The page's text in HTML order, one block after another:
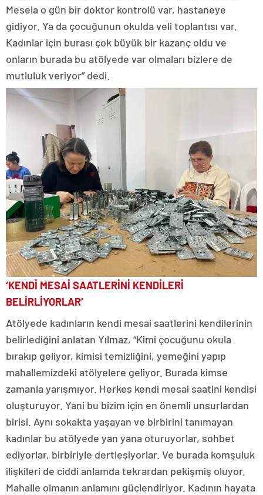
Mesela o gün bir doktor kontrolü var, hastaneye
gidiyor. Ya da çocuğunun okulda veli toplantısı var.
Kadınlar için burası çok büyük bir kazanç oldu ve
onların burada bu atölyede var olmaları bizlere de
mutluluk veriyor” dedi.
‘KENDİ MESAİ SAATLERİNİ KENDİLERİ
BELİRLİYORLAR’
Atölyede kadınların kendi mesai saatlerini kendilerinin
belirlediğini anlatan Yılmaz, “Kimi çocuğunu okula
bırakıp geliyor, kimisi temizliğini, yemeğini yapıp
mahallemizdeki atölyelere geliyor. Burada kimse
zamanla yarışmıyor. Herkes kendi mesai saatini kendisi
oluşturuyor. Yani bu bizim için en önemli unsurlardan
birisi. Aynı sokakta yaşayan ve birbirini tanımayan
kadınlar bu atölyede yan yana oturuyorlar, sohbet
ediyorlar, birbiriyle dertleşiyorlar. Ve burada komşuluk
ilişkileri de ciddi anlamda tekrardan pekişmiş oluyor.
Mahalle olmanın anlamını güçlendiriyor. Kadının hayata